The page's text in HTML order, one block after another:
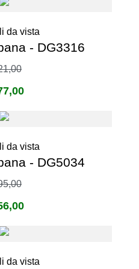
da vista
- DG3316
da vista
- DG5034
da vista